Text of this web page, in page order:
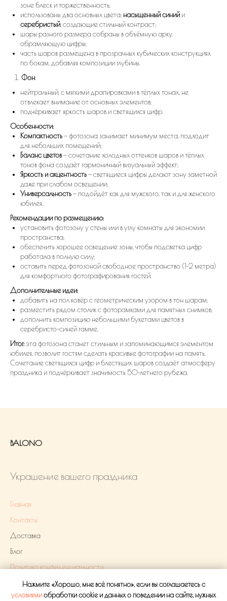
зоне блеск и торжественность;
использованы два основных цвета: насыщенный синий и
серебристый , создающие стильный контраст;
шары разного размера собраны в объёмную арку,
обрамляющую цифры;
часть шаров размещена в прозрачных кубических конструкциях
по бокам, добавляя композиции глубины.
Фон:
нейтральный, с мягкими драпировками в тёплых тонах, не
отвлекает внимание от основных элементов;
подчёркивает яркость шаров и светящихся цифр.
Особенности:
Компактность— фотозона занимает минимум места, подходит
для небольших помещений;
Баланс цветов— сочетание холодных оттенков шаров и тёплых
тонов фона создаёт гармоничный визуальный эффект;
Яркость и акцентность— светящиеся цифры делают зону заметной
даже при слабом освещении;
Универсальность— подойдёт как для мужского, так и для женского
юбилея.
Рекомендации по размещению:
установить фотозону у стены или в углу комнаты для экономии
пространства;
обеспечить хорошее освещение зоны, чтобы подсветка цифр
работала в полную силу;
оставить перед фотозоной свободное пространство (1–2 метра)
для комфортного фотографирования гостей.
Дополнительные идеи:
добавить на пол ковёр с геометрическим узором в тон шарам;
разместить рядом столик с фоторамками для памятных снимков;
дополнить композицию небольшими букетами цветов в
серебристо-синей гамме.
Итог:эта фотозона станет стильным и запоминающимся элементом
юбилея, позволит гостям сделать красивые фотографии на память.
Сочетание светящихся цифр и блестящих шаров создаёт атмосферу
праздника и подчёркивает значимость 50-летнего рубежа.
Нажмите «Хорошо, мне всё понятно», если вы соглашаетесь с
условиямиобработки cookie и данных о поведении на сайте, нужных
BALONO
Украшение вашего праздника
Главная
Контакты
Доставка
Блог
Политика конфиденциальности
Оплата